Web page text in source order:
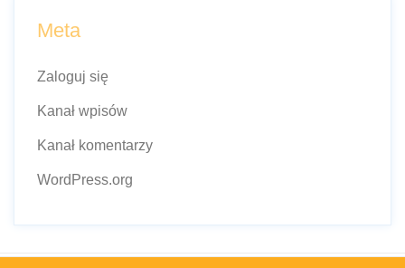
Meta
Zaloguj się
Kanał wpisów
Kanał komentarzy
WordPress.org